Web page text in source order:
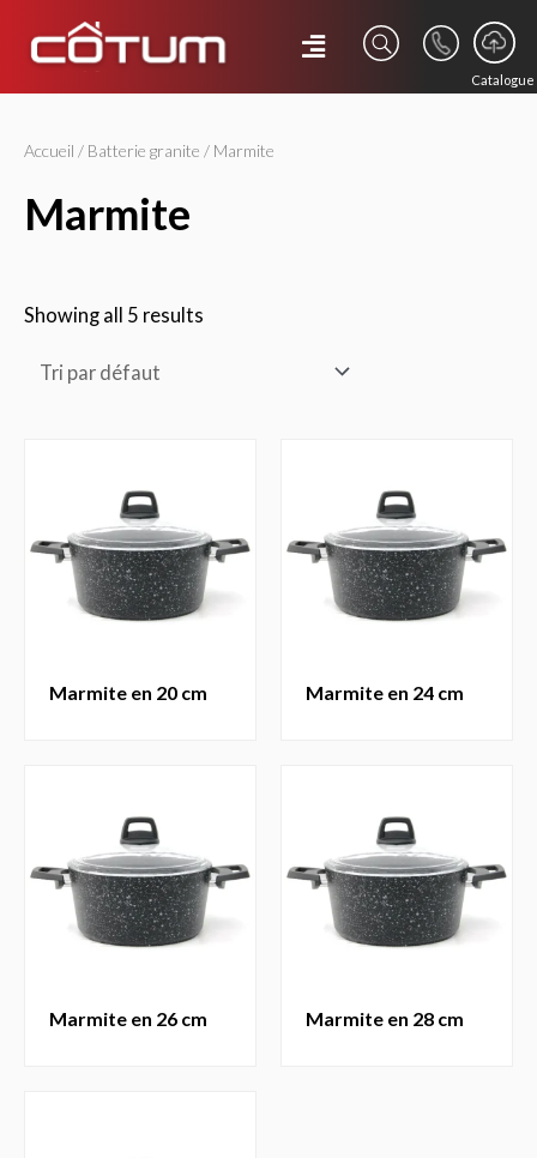
Catalogue
Accueil / Batterie granite / Marmite
marmite
Showing all 5 results
marmite en 20 cm marmite en 24 cm
marmite en 26 cm marmite en 28 cm